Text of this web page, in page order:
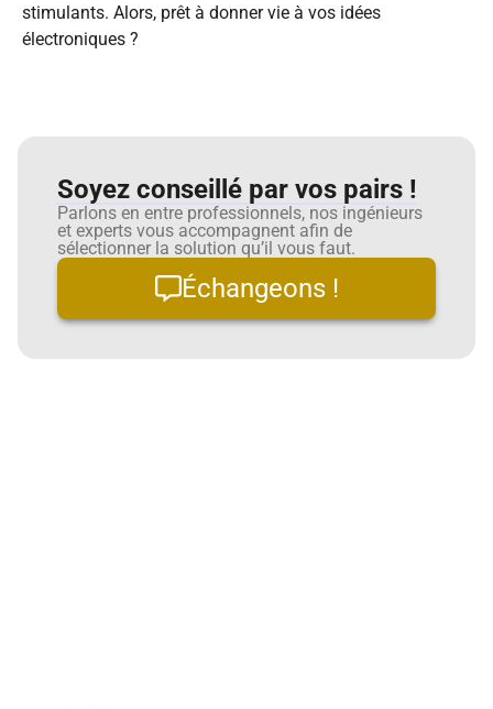
stimulants. Alors, prêt à donner vie à vos idées
électroniques ?
Soyez conseillé par vos pairs !
Parlons en entre professionnels, nos ingénieurs
et experts vous accompagnent afin de
sélectionner la solution qu’il vous faut.
Échangeons !